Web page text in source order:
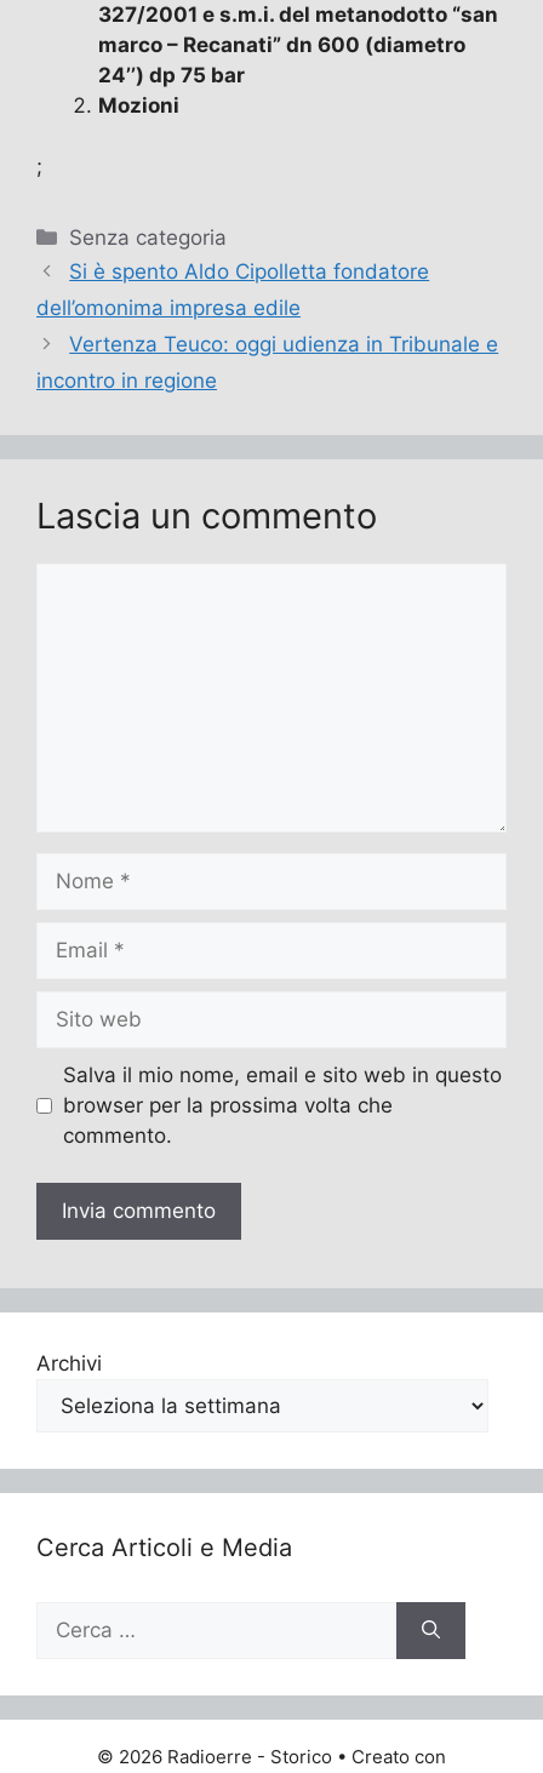
327/2001 e s.m.i. del metanodotto “san
marco – Recanati” dn 600 (diametro
24’’) dp 75 bar
Mozioni
;
Categorie
Senza categoria
Si è spento Aldo Cipolletta fondatore
dell’omonima impresa edile
Vertenza Teuco: oggi udienza in Tribunale e
incontro in regione
Lascia un commento
Nome
Email
Sito
web
Salva il mio nome, email e sito web in questo
browser per la prossima volta che
commento.
Archivi
Cerca Articoli e Media
per:
© 2026 Radioerre - Storico • Creato con